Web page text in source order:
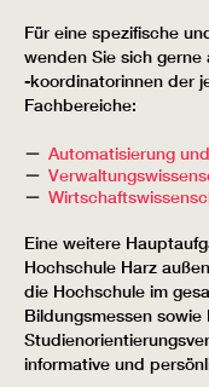
Für eine spezifische
wenden Sie sich
-koordinatorinnen der
Fachbereiche:
Automatisierung
Eine weitere
Hochschule Harz
die Hochschule im
Bildungsmessen sowie
informative und